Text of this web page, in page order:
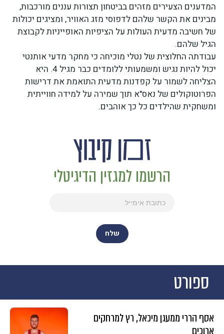
המדענים הצעירים מזהים בביטחון תצורות עננים מורכבות,
מבינים את הקשר שלהם לדפוסי מזג האוויר, ומציגים יכולות
של חשיבה מדעית העולות על הציפיות האופייניות לקבוצת
הגיל שלהם.
עבודתה החלוצית של נטלי מוכיחה כי מחקר מדעי אותנטי
יכול להיות נגיש ומשמעותי ללומדים כבר מגיל 4. היא
הצליחה לשמור על קפדנות מדעית התואמת את דרישות
הפרוטוקולים של נאס"א תוך שמירה על למידה חווייתית
ומשחקית שהילדים כל כך אוהבים.
הרשמו למגזין הדיגיטלי
ספורט
אסף הררי ממעגן מיכאל, רץ למרחקים
ארוכים